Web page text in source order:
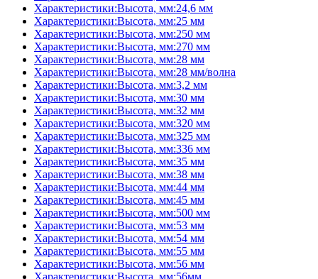
Характеристики:Высота, мм:24,6 мм
Характеристики:Высота, мм:25 мм
Характеристики:Высота, мм:250 мм
Характеристики:Высота, мм:270 мм
Характеристики:Высота, мм:28 мм
Характеристики:Высота, мм:28 мм/волна
Характеристики:Высота, мм:3,2 мм
Характеристики:Высота, мм:30 мм
Характеристики:Высота, мм:32 мм
Характеристики:Высота, мм:320 мм
Характеристики:Высота, мм:325 мм
Характеристики:Высота, мм:336 мм
Характеристики:Высота, мм:35 мм
Характеристики:Высота, мм:38 мм
Характеристики:Высота, мм:44 мм
Характеристики:Высота, мм:45 мм
Характеристики:Высота, мм:500 мм
Характеристики:Высота, мм:53 мм
Характеристики:Высота, мм:54 мм
Характеристики:Высота, мм:55 мм
Характеристики:Высота, мм:56 мм
Характеристики:Высота, мм:56мм